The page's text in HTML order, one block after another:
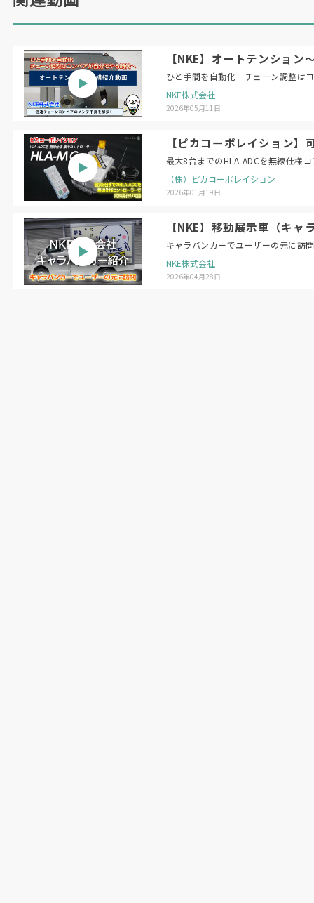
【NKE】オートテンショ
ひと手間を自動化 チェーン調整は
NKE株式会社
2026年05月11日
【ピカコーポレイション
最大8台までのHLA-ADCを無線仕様
（株）ピカコーポレイション
2026年01月19日
【NKE】移動展示車（キ
キャラバンカーでユーザーの元に訪問
NKE株式会社
2026年04月28日